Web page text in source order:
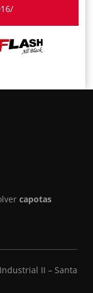
capotas
II – Santa